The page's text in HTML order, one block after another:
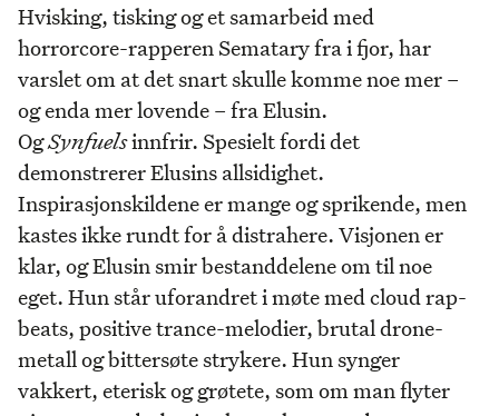
Hvisking, tisking og et samarbeid med
horrorcore-rapperen Sematary fra i fjor, har
varslet om at det snart skulle komme noe mer –
og enda mer lovende – fra Elusin.
OgSynfuelsinnfrir. Spesielt fordi det
demonstrerer Elusins allsidighet.
Inspirasjonskildene er mange og sprikende, men
kastes ikke rundt for å distrahere. Visjonen er
klar, og Elusin smir bestanddelene om til noe
eget. Hun står uforandret i møte med cloud rap-
beats, positive trance-melodier, brutal drone-
metall og bittersøte strykere. Hun synger
vakkert, eterisk og grøtete, som om man flyter